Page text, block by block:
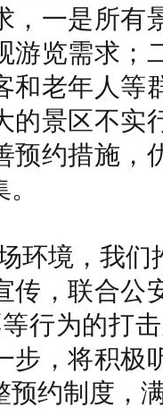
，一是所有
游览需求；
和老年人等
的景区不实
预约措施，
环境，我
传，联合公
等行为的打
步，将积极
预约制度，